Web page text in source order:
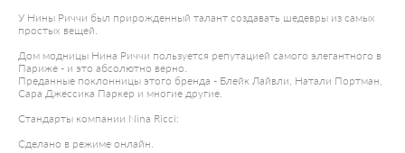
У Нины Риччи был прирожденный талант создавать шедевры из самых
простых вещей.
Дом модницы Нина Риччи пользуется репутацией самого элегантного в
Париже - и это абсолютно верно.
Преданные поклонницы этого бренда - Блейк Лайвли, Натали Портман,
Сара Джессика Паркер и многие другие.
Стандарты компании Nina Ricci:
Сделано в режиме онлайн.